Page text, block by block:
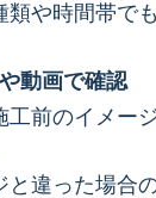
類や時間帯で
動画で確認
工前のイメー
と違った場合